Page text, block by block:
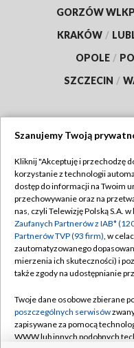
GORZÓW
KRAKÓW /
OPOLE /
SZCZECIN /
Abonament TVP
Emisja w TVP
Centrum informacji
Naziemna Telewizja
Rada Programowa
System NOS
Szanujemy Twoją
Kliknij "Akceptuję i przechodzę
korzystanie z technologii
dostęp do informacji na Twoim
przechowywanie oraz na
nas, czyli Telewizję Polską S.A.
Zaufanych Partnerów z IAB*
Partnerów TVP (93 firm), w
zautomatyzowanego
mierzenia ich skuteczności) i
także zgody na udostępnianie
Twoje dane osobowe zbierane
poszczególnych serwisów
zapisywane za pomocą
WWW lub innych podobnych